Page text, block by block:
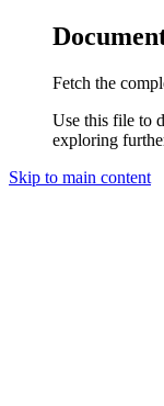
Fetch the
Use this file to
exploring
Skip to main content